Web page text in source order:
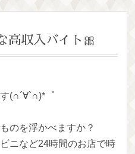
高収入バイト🎀
(∩´∀`∩)*゜
のを浮かべますか？
ニなど24時間のお店で時